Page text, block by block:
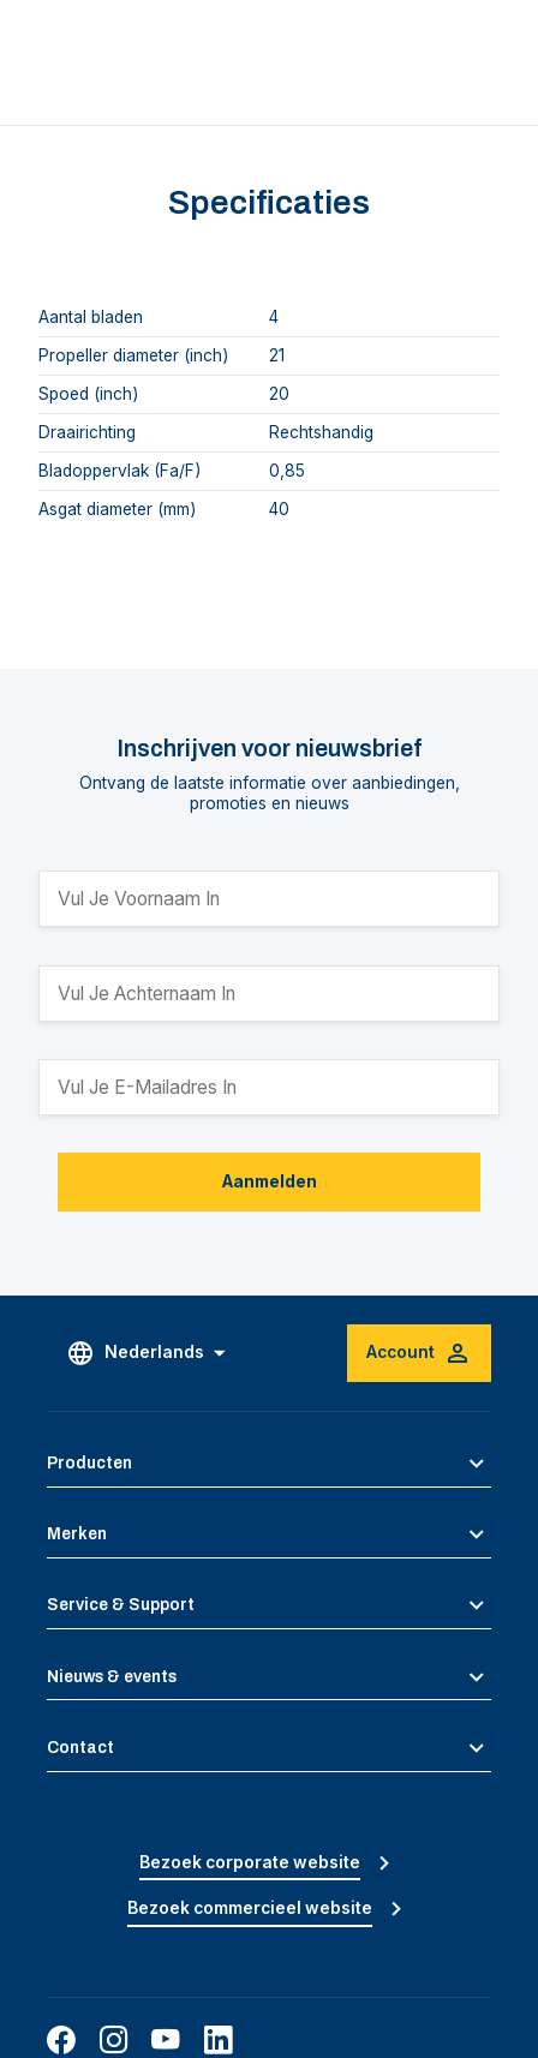
Specificaties
Aantal bladen
4
Propeller diameter (inch)
21
Spoed (inch)
20
Draairichting
Rechtshandig
Bladoppervlak (Fa/F)
0,85
Asgat diameter (mm)
40
Inschrijven voor nieuwsbrief
Ontvang de laatste informatie over aanbiedingen,
promoties en nieuws
Aanmelden
Nederlands Account
Producten
Merken
Service & Support
Nieuws & events
Contact
Bezoek corporate website
Bezoek commercieel website